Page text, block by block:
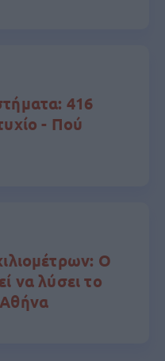
416
- Πού
Ο
να λύσει το